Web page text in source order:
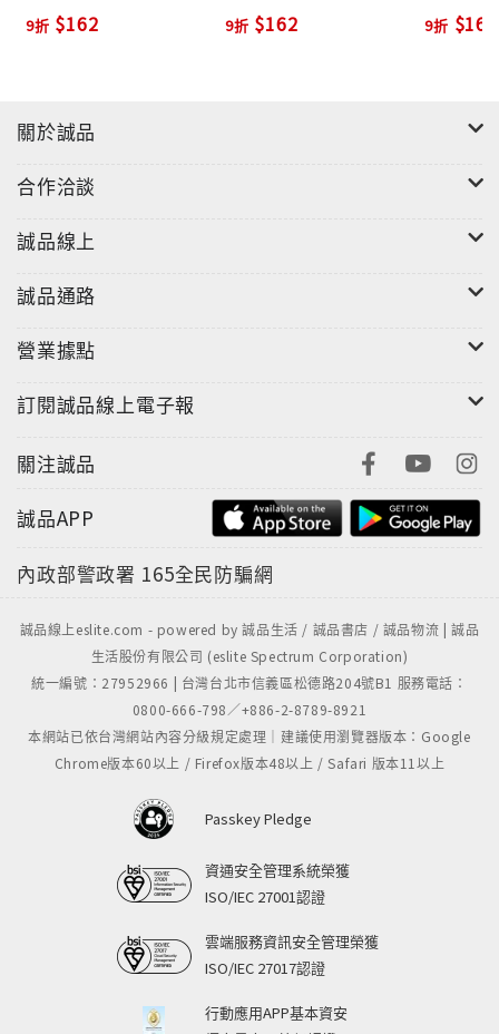
9折 $162 9折 $162 9折 $162
關於誠品
合作洽談
誠品線上
誠品通路
營業據點
訂閱誠品線上電子報
關注誠品
誠品APP
內政部警政署 165全民防騙網
誠品線上eslite.com - powered by 誠品生活 / 誠品書店 / 誠品物流 | 誠品
生活股份有限公司 (eslite Spectrum Corporation)
統一編號：27952966 | 台灣台北市信義區松德路204號B1 服務電話：
0800-666-798／+886-2-8789-8921
本網站已依台灣網站內容分級規定處理｜建議使用瀏覽器版本：Google
Chrome版本60以上 / Firefox版本48以上 / Safari 版本11以上
Passkey Pledge
資通安全管理系統榮獲
ISO/IEC 27001認證
雲端服務資訊安全管理榮獲
ISO/IEC 27017認證
行動應用APP基本資安